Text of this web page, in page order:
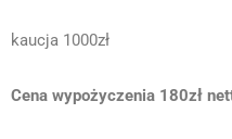
kaucja 1000zł
Cena wypożyczenia 180zł